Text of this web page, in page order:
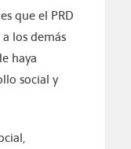
que el PRD
los demás
haya
social y